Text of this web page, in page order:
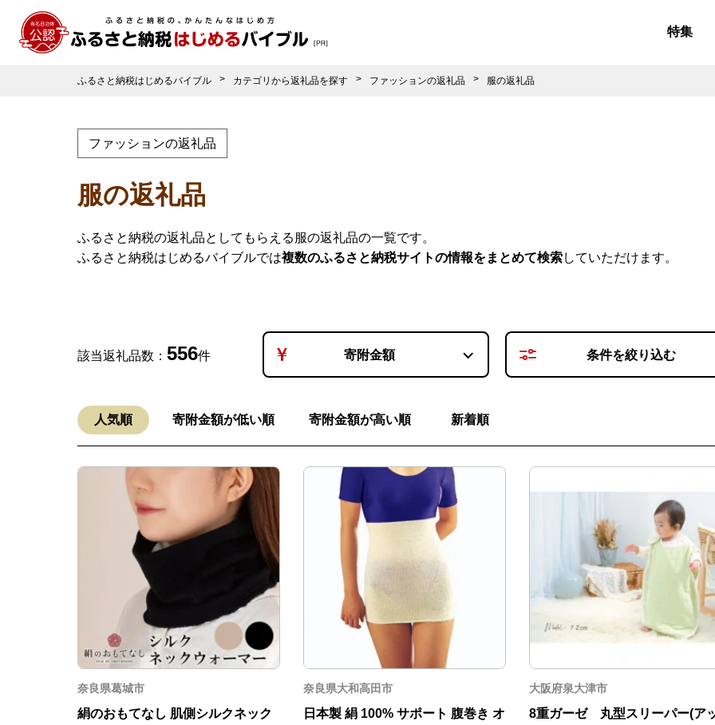
特集
ふるさと納税はじめるバイブル カテゴリから返礼品を探す ファッションの返礼品 服の返礼品
ファッションの返礼品
服の返礼品
ふるさと納税の返礼品としてもらえる服の返礼品の一覧です。
ふるさと納税はじめるバイブルでは複数のふるさと納税サイトの情報をまとめて検索していただけます。
該当返礼品数： 556件 寄附金額 条件を絞り込む
人気順 寄附金額が低い順 寄附金額が高い順 新着順
奈良県葛城市
絹のおもてなし 肌側シルクネック
奈良県大和高田市
日本製 絹 100% サポート 腹巻き オ
大阪府泉大津市
8重ガーゼ 丸型スリーパー(ア